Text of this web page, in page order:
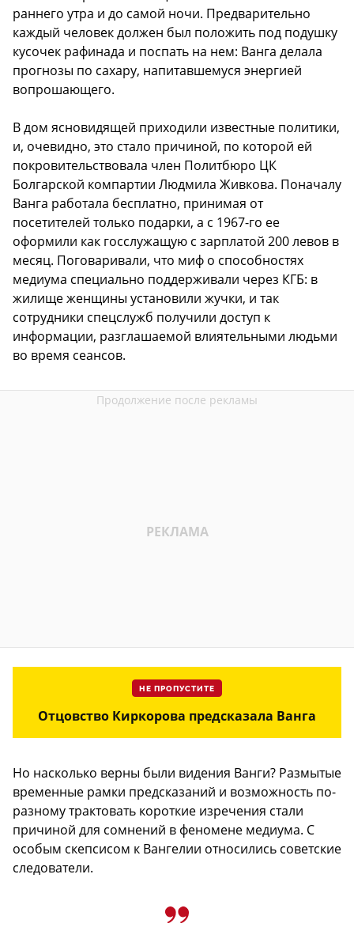
раннего утра и до самой ночи. Предварительно
каждый человек должен был положить под подушку
кусочек рафинада и поспать на нем: Ванга делала
прогнозы по сахару, напитавшемуся энергией
вопрошающего.
В дом ясновидящей приходили известные политики,
и, очевидно, это стало причиной, по которой ей
покровительствовала член Политбюро ЦК
Болгарской компартии Людмила Живкова. Поначалу
Ванга работала бесплатно, принимая от
посетителей только подарки, а с 1967-го ее
оформили как госслужащую с зарплатой 200 левов в
месяц. Поговаривали, что миф о способностях
медиума специально поддерживали через КГБ: в
жилище женщины установили жучки, и так
сотрудники спецслужб получили доступ к
информации, разглашаемой влиятельными людьми
во время сеансов.
НЕ ПРОПУСТИТЕ
Отцовство Киркорова предсказала Ванга
Но насколько верны были видения Ванги? Размытые
временные рамки предсказаний и возможность по-
разному трактовать короткие изречения стали
причиной для сомнений в феномене медиума. С
особым скепсисом к Вангелии относились советские
следователи.